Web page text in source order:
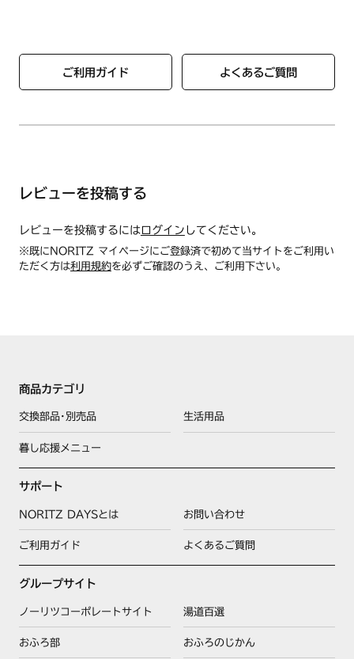
●ふろふたを洗うときには中性の浴槽洗剤をご使用ください。
●汚れ落としに塗料用のシンナー、塩素系の洗浄剤、漂白剤、
カビ取り剤、およびみがき粉、固いたわしなどはふろふたを傷
ご利用ガイド よくあるご質問
レビューを投稿する
レビューを投稿するにはログイン してください。
※既にNORITZ マイページにご登録済で初めて当サイトをご利用い
ただく方は利用規約を必ずご確認のうえ、ご利用下さい。
商品カテゴリ
交換部品･別売品 生活用品
暮し応援メニュー
サポート
NORITZ DAYSとは お問い合わせ
ご利用ガイド よくあるご質問
グループサイト
ノーリツコーポレートサイト 湯道百選
おふろ部 おふろのじかん